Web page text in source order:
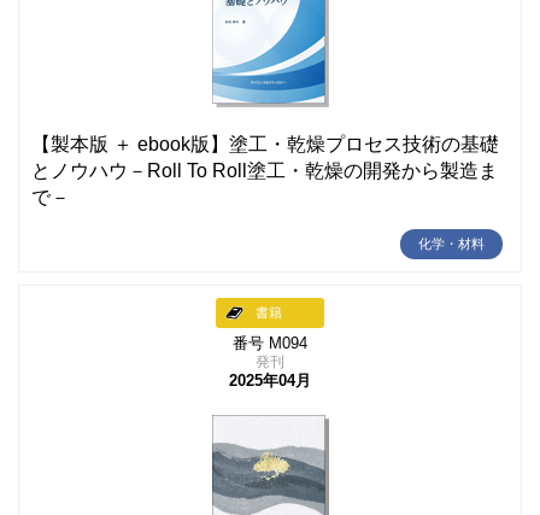
【製本版 ＋ ebook版】塗工・乾燥プロセス技術の基礎
とノウハウ－Roll To Roll塗工・乾燥の開発から製造ま
で－
化学・材料
書籍
番号 M094
発刊
2025年04月